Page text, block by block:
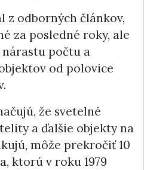
z odborných článkov,
za posledné roky, ale
počtu a
od polovice
že svetelné
a ďalšie objekty na
môže prekročiť 10
ktorú v roku 1979